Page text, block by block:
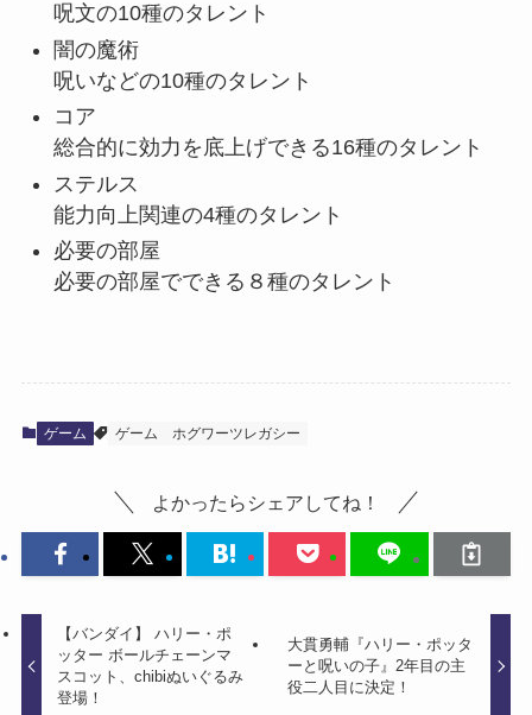
呪文の10種のタレント
闇の魔術
呪いなどの10種のタレント
コア
総合的に効力を底上げできる16種のタレント
ステルス
能力向上関連の4種のタレント
必要の部屋
必要の部屋でできる８種のタレント
ゲーム ゲーム ホグワーツレガシー
よかったらシェアしてね！
【バンダイ】 ハリー・ポ
ッター ボールチェーンマ
スコット、chibiぬいぐるみ
登場！
大貫勇輔『ハリー・ポッタ
ーと呪いの子』2年目の主
役二人目に決定！